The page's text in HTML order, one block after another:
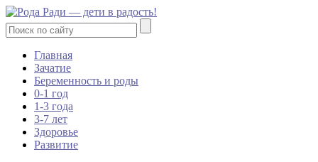
Главная
Зачатие
Беременность и роды
0-1 год
1-3 года
3-7 лет
Здоровье
Развитие